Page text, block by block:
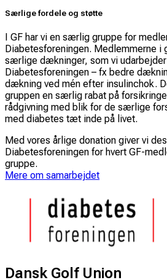
Særlige fordele og støtte
I GF har vi en særlig gruppe for
Diabetesforeningen. Medlemmerne i
særlige dækninger, som vi
Diabetesforeningen – fx bedre
dækning ved mén efter insulinchok.
gruppen en særlig rabat på
rådgivning med blik for de særlige
med diabetes tæt inde på livet.
Med vores årlige donation giver vi
Diabetesforeningen for hvert GF-
gruppe.
Mere om samarbejdet
Dansk Golf Union